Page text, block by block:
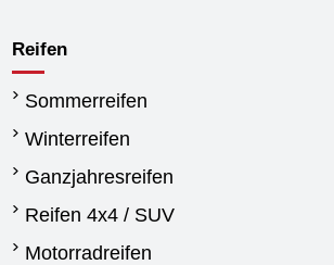
Reifen
Sommerreifen
Winterreifen
Ganzjahresreifen
Reifen 4x4 / SUV
Motorradreifen